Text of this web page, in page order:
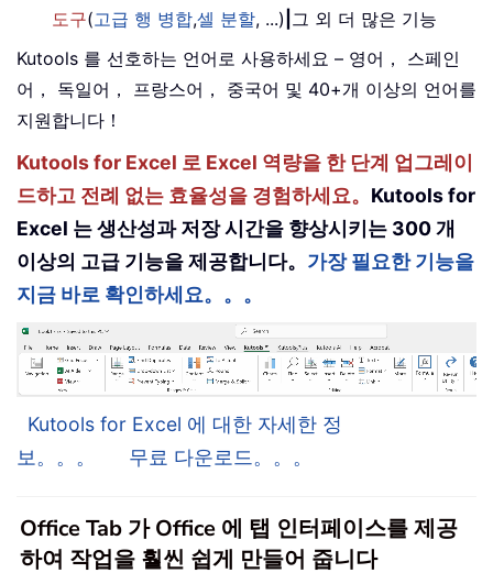
도구(고급 행 병합,셀 분할, ...) 그 외 더 많은 기능
Kutools 를 선호하는 언어로 사용하세요 – 영어， 스페인
어， 독일어， 프랑스어， 중국어 및 40+개 이상의 언어를
지원합니다！
Kutools for Excel 로 Excel 역량을 한 단계 업그레이
드하고 전례 없는 효율성을 경험하세요。 Kutools for
Excel 는 생산성과 저장 시간을 향상시키는 300 개
이상의 고급 기능을 제공합니다。 가장 필요한 기능을
지금 바로 확인하세요。。。
Kutools for Excel 에 대한 자세한 정
보。。。
무료 다운로드。。。
Office Tab 가 Office 에 탭 인터페이스를 제공
하여 작업을 훨씬 쉽게 만들어 줍니다